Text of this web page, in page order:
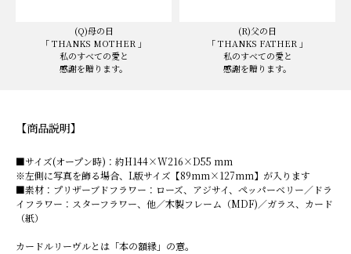
(Q)母の日
「 THANKS MOTHER 」
私のすべての愛と
感謝を贈ります。
(R)父の日
「 THANKS FATHER 」
私のすべての愛と
感謝を贈ります。
【商品説明】
■サイズ(オープン時)：約H144×W216×D55 mm
※左側に写真を飾る場合、L版サイズ【89mm×127mm】が入ります
■素材：プリザーブドフラワー：ローズ、アジサイ、ペッパーベリー／ドラ
イフラワー：スターフラワー、他／木製フレーム（MDF)／ガラス、カード
（紙）
カードルリーヴルとは「本の額縁」の意。